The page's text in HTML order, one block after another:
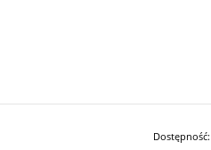
Dostępność: